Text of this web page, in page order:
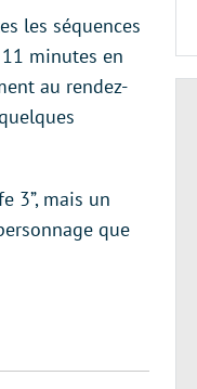
les séquences
minutes en
au rendez-
3”, mais un
que